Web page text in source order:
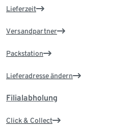
Lieferzeit
Versandpartner
Packstation
Lieferadresse ändern
Filialabholung
Click & Collect